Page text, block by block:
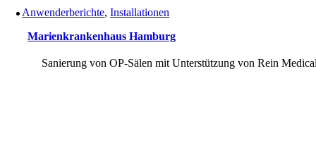
Anwenderberichte,Installationen
Marienkrankenhaus Hamburg
Sanierung von OP-Sälen mit Unterstützung von Rein